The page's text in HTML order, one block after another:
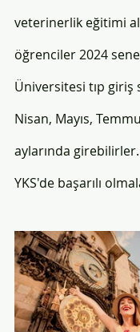
veterinerlik eğitimi
öğrenciler 2024
Üniversitesi tıp giriş
Nisan, Mayıs,
aylarında
YKS'de başarılı